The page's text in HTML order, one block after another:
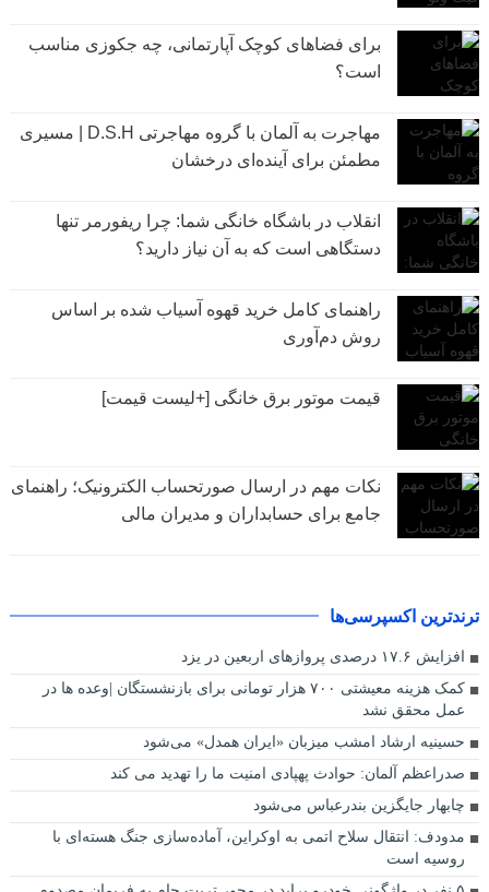
برای فضاهای کوچک آپارتمانی، چه جکوزی مناسب
است؟
مهاجرت به آلمان با گروه مهاجرتی D.S.H | مسیری
مطمئن برای آینده‌ای درخشان
انقلاب در باشگاه خانگی شما: چرا ریفورمر تنها
دستگاهی است که به آن نیاز دارید؟
راهنمای کامل خرید قهوه آسیاب شده بر اساس
روش دم‌آوری
قیمت موتور برق خانگی [+لیست قیمت]
نکات مهم در ارسال صورتحساب الکترونیک؛ راهنمای
جامع برای حسابداران و مدیران مالی
ترندترین اکسپرسی‌ها
افزایش ۱۷.۶ درصدی پروازهای اربعین در یزد
کمک‌ هزینه معیشتی ۷۰۰ هزار تومانی برای بازنشستگان |وعده‌ ها در
عمل محقق نشد
حسینیه ارشاد امشب میزبان «ایران همدل» می‌شود
صدراعظم آلمان: حوادث پهپادی امنیت ما را تهدید می‌ کند
چابهار جایگزین بندرعباس می‌شود
مدودف: انتقال سلاح اتمی به اوکراین، آماده‌سازی جنگ هسته‌ای با
روسیه است